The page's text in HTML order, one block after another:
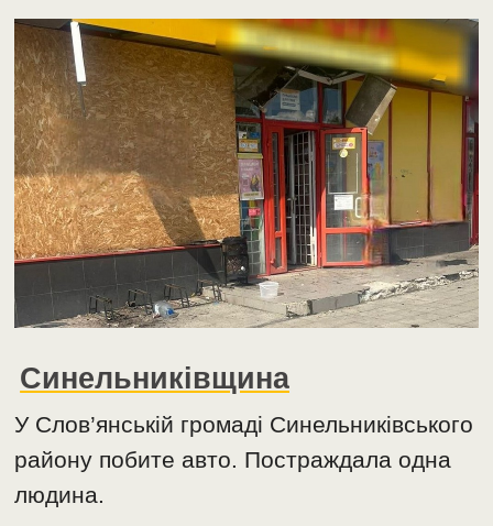
Синельниківщина
У Слов’янській громаді Синельниківського
району побите авто. Постраждала одна
людина.